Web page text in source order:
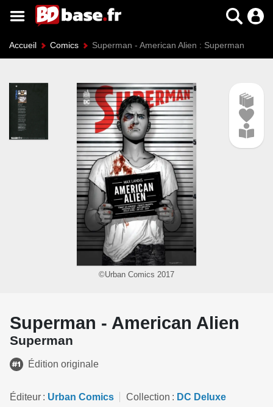
Accueil Comics Superman - American Alien : Superman
©Urban Comics 2017
Superman - American Alien
Superman
Édition originale
Éditeur Urban Comics Collection DC Deluxe